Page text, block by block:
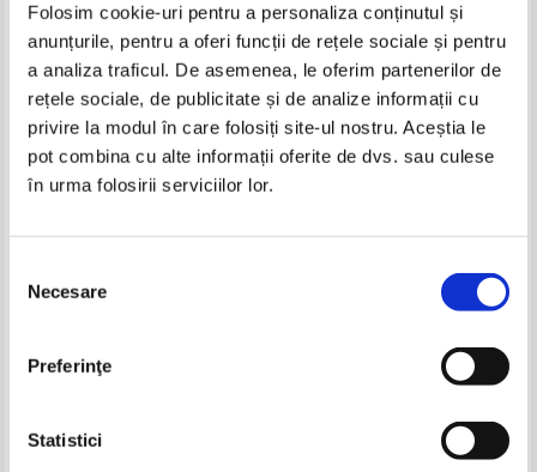
Folosim cookie-uri pentru a personaliza conținutul și
anunțurile, pentru a oferi funcții de rețele sociale și pentru
a analiza traficul. De asemenea, le oferim partenerilor de
rețele sociale, de publicitate și de analize informații cu
privire la modul în care folosiți site-ul nostru. Aceștia le
pot combina cu alte informații oferite de dvs. sau culese
în urma folosirii serviciilor lor.
consimțământului
Necesare
Preferinţe
Statistici
Doris Jane Packula - Diamantul
roz
Pret:9,00 Lei
Adaugă în coș
Elaine Raco Chaise - Nu poti sa
mai scapi
Pret:9,00 Lei
Adaugă în coș